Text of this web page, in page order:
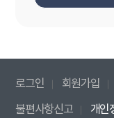
로그인 회원가입
불편사항신고
개인